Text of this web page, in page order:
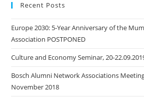
Recent Posts
Europe 2030: 5-Year Anniversary of the
Association POSTPONED
Culture and Economy Seminar, 20-
Bosch Alumni Network Associations
November 2018